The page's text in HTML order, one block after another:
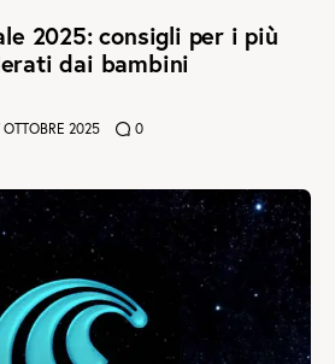
2025: consigli per i più
dai bambini
OTTOBRE 2025 0